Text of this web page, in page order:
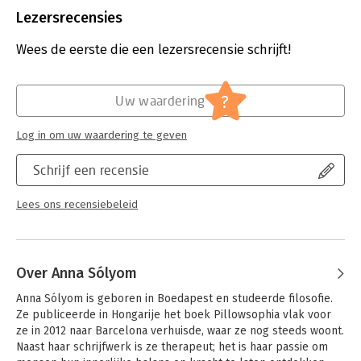
Uitgever:
Verschijningsdatum:
18-6-2019
Persoonlijke effectiviteit
Lezersrecensies
Wees de eerste die een lezersrecensie schrijft!
Schrijf een recensie
Lees ons recensiebeleid
Uw waardering ?
Log in om uw waardering te geven
Over Anna Sólyom
Anna Sólyom is geboren in Boedapest en studeerde filosofie.
Ze publiceerde in Hongarije het boek Pillowsophia vlak voor
ze in 2012 naar Barcelona verhuisde, waar ze nog steeds woont.
Naast haar schrijfwerk is ze therapeut; het is haar passie om